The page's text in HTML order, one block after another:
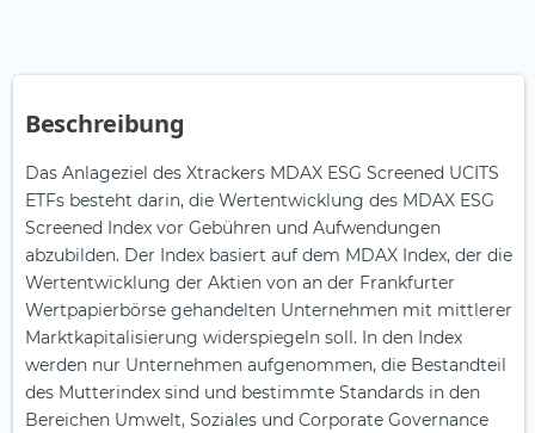
Beschreibung
Das Anlageziel des Xtrackers MDAX ESG Screened UCITS
ETFs besteht darin, die Wertentwicklung des MDAX ESG
Screened Index vor Gebühren und Aufwendungen
abzubilden. Der Index basiert auf dem MDAX Index, der die
Wertentwicklung der Aktien von an der Frankfurter
Wertpapierbörse gehandelten Unternehmen mit mittlerer
Marktkapitalisierung widerspiegeln soll. In den Index
werden nur Unternehmen aufgenommen, die Bestandteil
des Mutterindex sind und bestimmte Standards in den
Bereichen Umwelt, Soziales und Corporate Governance